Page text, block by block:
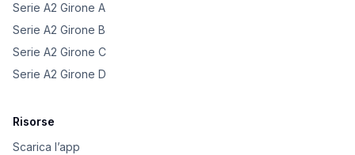
Serie A2 Girone A
Serie A2 Girone B
Serie A2 Girone C
Serie A2 Girone D
Risorse
Scarica l’app